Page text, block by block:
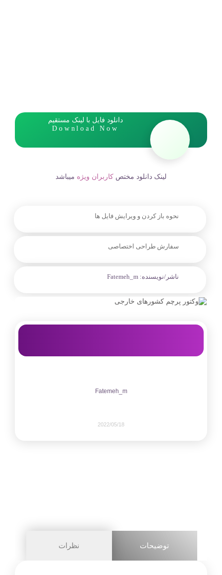
دانلود فایل با لینک مستقیم
Download Now
لینک دانلود مختص کاربران ویژه میباشد
نحوه باز کردن و ویرایش فایل ها
سفارش طراحی اختصاصی
ناشر/نویسنده: Fatemeh_m
Fatemeh_m
2022/05/18
توضیحات نظرات